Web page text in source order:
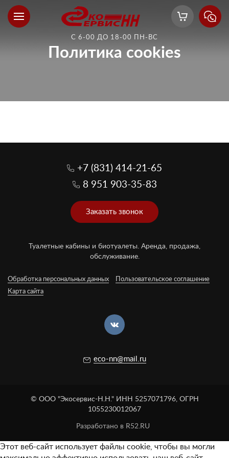
С 6-00 ДО 18-00 ПН-ВС
Политика cookies
+7 (831) 414-21-65
8 951 903-35-83
Заказать звонок
Туалетные кабины и биотуалеты. Аренда, продажа,
обслуживание.
Обработка персональных данных
Пользовательское соглашение
Карта сайта
eco-nn@mail.ru
© ООО "Экосервис-Н.Н." ИНН 5257071796, ОГРН
1055230012067
Разработано в R52.RU
Этот веб-сайт использует файлы cookie, чтобы вы могли